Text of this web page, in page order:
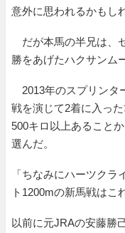
意外に思われるかもし
だが本馬の半兄は、
勝をあげたハクサンム
2013年のスプリンタ
戦を演じて2着に入っ
500キロ以上あること
選んだ。
「ちなみにハーツク
ト1200mの新馬戦はこ
以前に元JRAの安藤勝